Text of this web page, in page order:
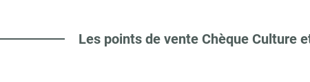
Les points de vente Chèque Culture